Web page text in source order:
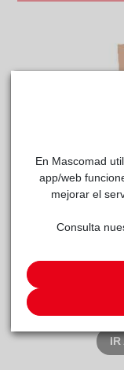
TAVIRAreside
IR
En Mascomad
app/web
mejorar el
Consulta